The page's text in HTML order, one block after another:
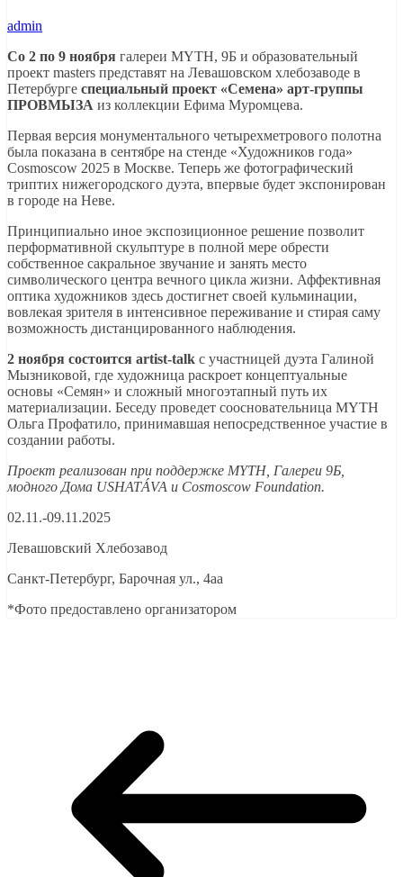
admin
Со 2 по 9 ноября галереи MYTH, 9Б и образовательный
проект masters представят на Левашовском хлебозаводе в
Петербурге специальный проект «Семена» арт-группы
ПРОВМЫЗА из коллекции Ефима Муромцева.
Первая версия монументального четырехметрового полотна
была показана в сентябре на стенде «Художников года»
Cosmoscow 2025 в Москве. Теперь же фотографический
триптих нижегородского дуэта, впервые будет экспонирован
в городе на Неве.
Принципиально иное экспозиционное решение позволит
перформативной скульптуре в полной мере обрести
собственное сакральное звучание и занять место
символического центра вечного цикла жизни. Аффективная
оптика художников здесь достигнет своей кульминации,
вовлекая зрителя в интенсивное переживание и стирая саму
возможность дистанцированного наблюдения.
2 ноября состоится artist-talk с участницей дуэта Галиной
Мызниковой, где художница раскроет концептуальные
основы «Семян» и сложный многоэтапный путь их
материализации. Беседу проведет соосновательница MYTH
Ольга Профатило, принимавшая непосредственное участие в
создании работы.
Проект реализован при поддержке MYTH, Галереи 9Б,
модного Дома USHATÁVA и Cosmoscow Foundation.
02.11.-09.11.2025
Левашовский Хлебозавод
Санкт-Петербург, Барочная ул., 4аа
*Фото предоставлено организатором